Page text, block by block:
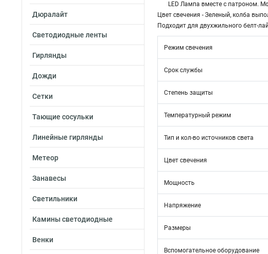
Дюралайт
Светодиодные ленты
Гирлянды
Дожди
Сетки
Тающие сосульки
Линейные гирлянды
Метеор
Занавесы
Светильники
Камины светодиодные
Венки
LED Лампа вместе с патроном.
Цвет свечения - Зеленый, колба
Подходит для двухжильного белт-
Режим свечения
Срок службы
Степень защиты
Температурный режим
Тип и кол-во источников света
Цвет свечения
Мощность
Напряжение
Размеры
Вспомогательное оборудование